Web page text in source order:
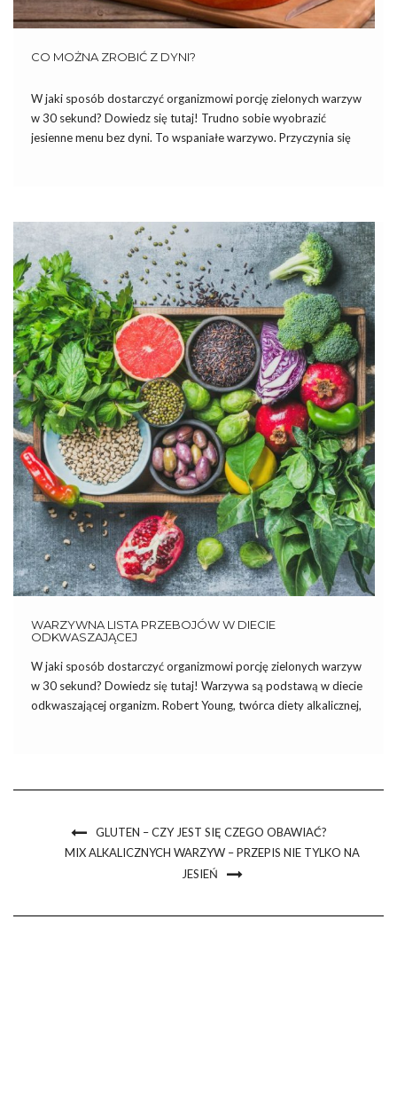
CO MOŻNA ZROBIĆ Z DYNI?
W jaki sposób dostarczyć organizmowi porcję zielonych warzyw
w 30 sekund? Dowiedz się tutaj! Trudno sobie wyobrazić
jesienne menu bez dyni. To wspaniałe warzywo. Przyczynia się
WARZYWNA LISTA PRZEBOJÓW W DIECIE
ODKWASZAJĄCEJ
W jaki sposób dostarczyć organizmowi porcję zielonych warzyw
w 30 sekund? Dowiedz się tutaj! Warzywa są podstawą w diecie
odkwaszającej organizm. Robert Young, twórca diety alkalicznej,
GLUTEN – CZY JEST SIĘ CZEGO OBAWIAĆ?
MIX ALKALICZNYCH WARZYW – PRZEPIS NIE TYLKO NA
JESIEŃ